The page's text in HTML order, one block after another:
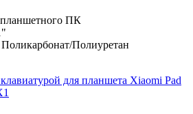
планшетного ПК
Поликарбонат/Полиуретан
для планшета Xiaomi Pad